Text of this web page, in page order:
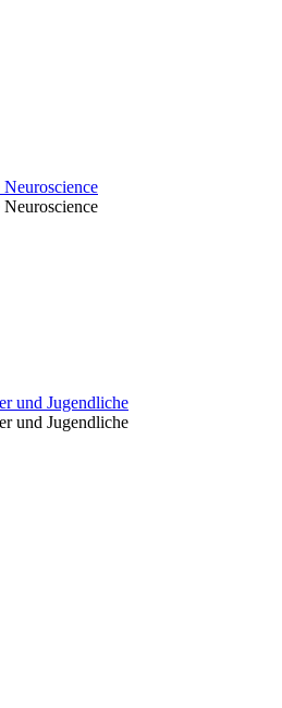
und Jugendliche
und Jugendliche